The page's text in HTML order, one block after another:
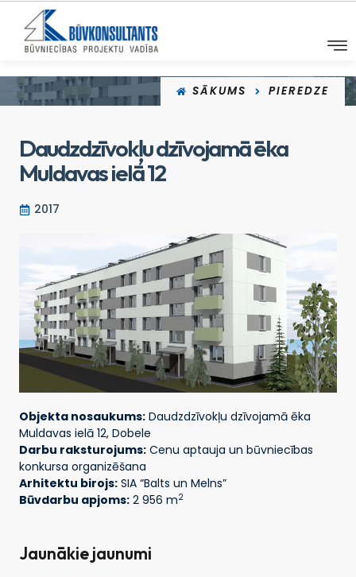
SĀKUMS PIEREDZE
Daudzdzīvokļu dzīvojamā ēka
Muldavas ielā 12
2017
Objekta nosaukums: Daudzdzīvokļu dzīvojamā ēka
Muldavas ielā 12, Dobele
Darbu raksturojums: Cenu aptauja un būvniecības
konkursa organizēšana
Arhitektu birojs: SIA “Balts un Melns”
Būvdarbu apjoms: 2 956 m2
Jaunākie jaunumi